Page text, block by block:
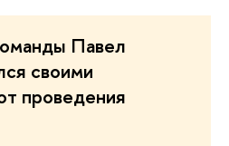
Павел
своими
проведения